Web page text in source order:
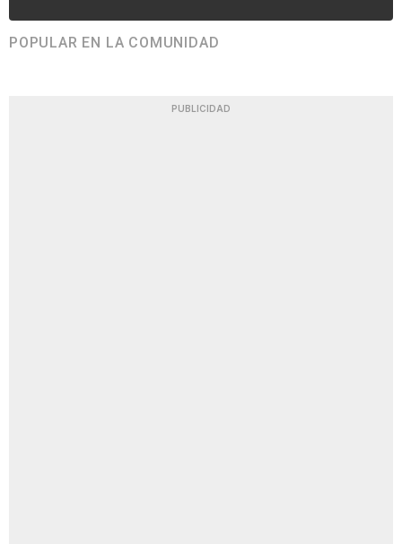
POPULAR EN LA COMUNIDAD
PUBLICIDAD